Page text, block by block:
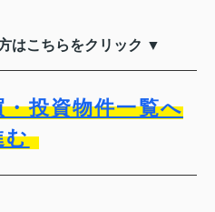
はこちらをクリック ▼
投資物件一覧へ
む